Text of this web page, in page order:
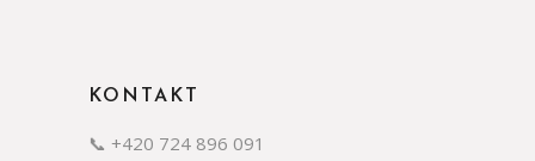
KONTAKT
📞 +420 724 896 091